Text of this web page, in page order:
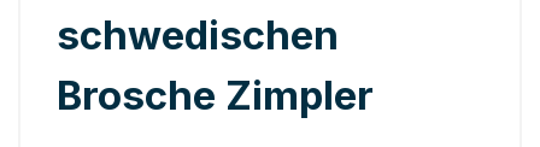
schwedischen
Brosche Zimpler